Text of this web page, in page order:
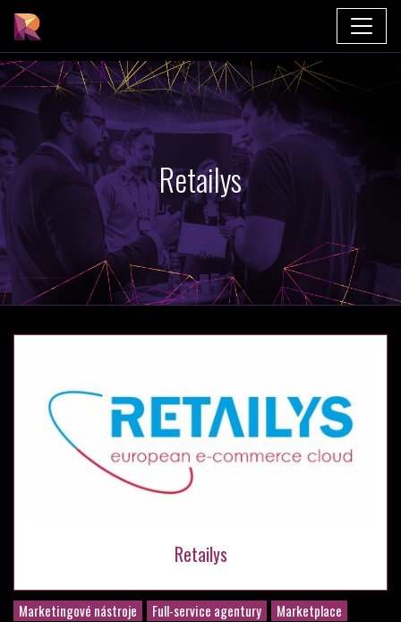
Retailys
Retailys
Marketingové nástroje Full-service agentury
Marketplace